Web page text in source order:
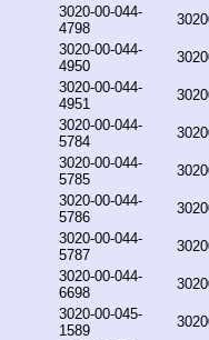
3020-00-044-
4798
3020-00-044-
4950
3020-00-044-
4951
3020-00-044-
5784
3020-00-044-
5785
3020-00-044-
5786
3020-00-044-
5787
3020-00-044-
6698
3020-00-045-
1589